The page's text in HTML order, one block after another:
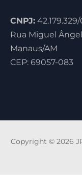
CNPJ:
Rua Miguel
Manaus/AM
CEP: 69057-083
Copyright © 2026